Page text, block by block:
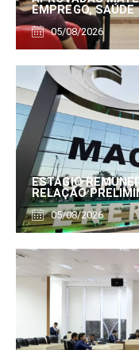
EMPREGO,
05/08/2026
ESTÁGIO
RELAÇÃO
05/08/2026